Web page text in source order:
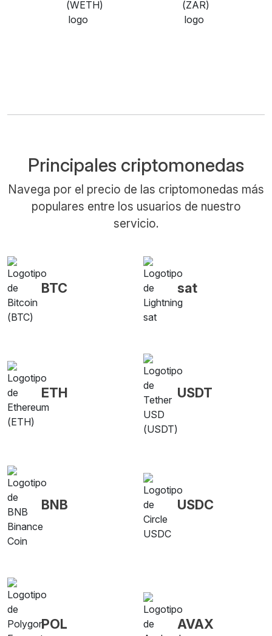
Principales criptomonedas
Navega por el precio de las criptomonedas más
populares entre los usuarios de nuestro
servicio.
BTC sat
ETH USDT
BNB USDC
POL AVAX